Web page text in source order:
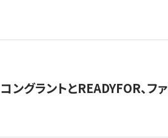
コングラントとREADYFOR、